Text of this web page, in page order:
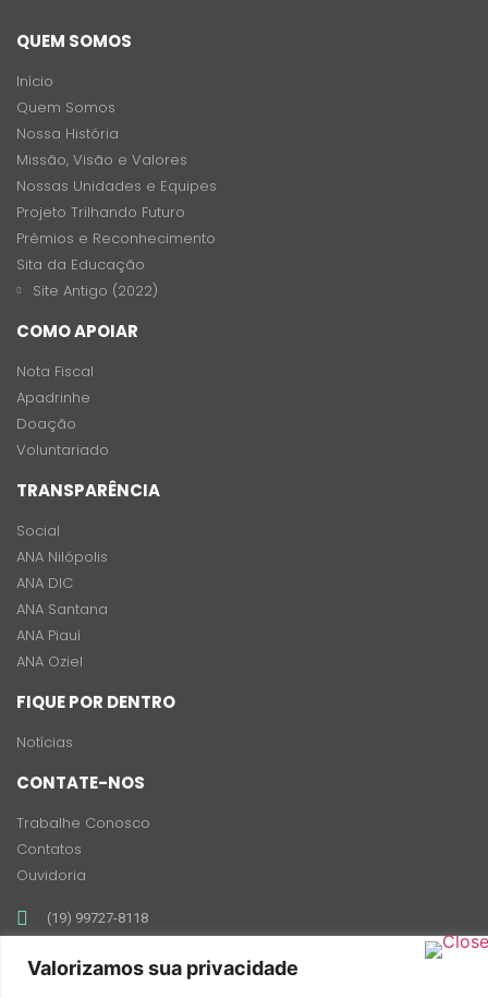
Valorizamos sua privacidade
QUEM SOMOS
Início
Quem Somos
Nossa História
Missão, Visão e Valores
Nossas Unidades e Equipes
Projeto Trilhando Futuro
Prêmios e Reconhecimento
Sita da Educação
Site Antigo (2022)
COMO APOIAR
Nota Fiscal
Apadrinhe
Doação
Voluntariado
TRANSPARÊNCIA
Social
ANA Nilópolis
ANA DIC
ANA Santana
ANA Piauí
ANA Oziel
FIQUE POR DENTRO
Notícias
CONTATE-NOS
Trabalhe Conosco
Contatos
Ouvidoria
(19) 99727-8118